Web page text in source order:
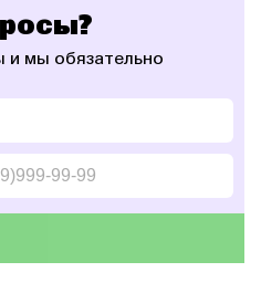
и мы обязательно